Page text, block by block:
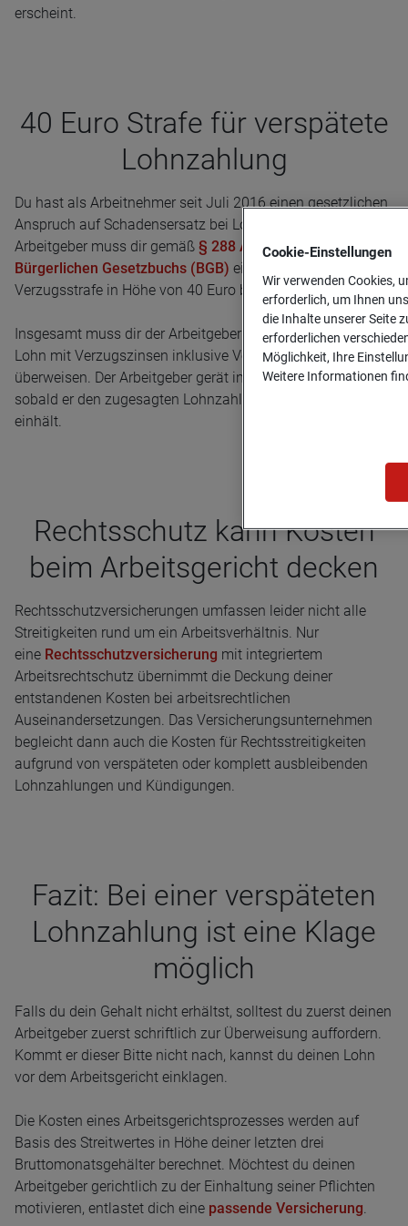
erscheint.
40 Euro Strafe für ver­spä­tete
Lohn­zah­lung
Du hast als Arbeitnehmer seit Juli 2016 einen gesetzlichen
Anspruch auf Schadensersatz bei Lohnverzug. Der
Arbeitgeber muss dir gemäß § 288 Absatz 5 des
Bürgerlichen Gesetzbuchs (BGB) eine pauschale
Verzugsstrafe in Höhe von 40 Euro bezahlen.
Insgesamt muss dir der Arbeitgeber den ausstehenden
Lohn mit Verzugszinsen inklusive Verzugspauschale
überweisen. Der Arbeitgeber gerät in Zahlungsverzug,
sobald er den zugesagten Lohnzahlungstermin nicht
einhält.
Rechts­schutz kann Kos­ten
beim Arbeits­ge­richt decken
Rechtsschutzversicherungen umfassen leider nicht alle
Streitigkeiten rund um ein Arbeitsverhältnis. Nur
eine Rechtsschutzversicherung mit integriertem
Arbeitsrechtschutz übernimmt die Deckung deiner
entstandenen Kosten bei arbeitsrechtlichen
Auseinandersetzungen. Das Versicherungsunternehmen
begleicht dann auch die Kosten für Rechtsstreitigkeiten
aufgrund von verspäteten oder komplett ausbleibenden
Lohnzahlungen und Kündigungen.
Fazit: Bei einer ver­spä­te­ten
Lohn­zah­lung ist eine Klage
mög­lich
Falls du dein Gehalt nicht erhältst, solltest du zuerst deinen
Arbeitgeber zuerst schriftlich zur Überweisung auffordern.
Kommt er dieser Bitte nicht nach, kannst du deinen Lohn
vor dem Arbeitsgericht einklagen.
Die Kosten eines Arbeitsgerichtsprozesses werden auf
Basis des Streitwertes in Höhe deiner letzten drei
Bruttomonatsgehälter berechnet. Möchtest du deinen
Arbeitgeber gerichtlich zu der Einhaltung seiner Pflichten
motivieren, entlastet dich eine passende Versicherung.
Cookie-­Einstellungen
Wir verwenden Cookies,
erforderlich, um Ihnen
die Inhalte unserer Seite
erforderlichen
Möglichkeit, Ihre
Weitere Informationen